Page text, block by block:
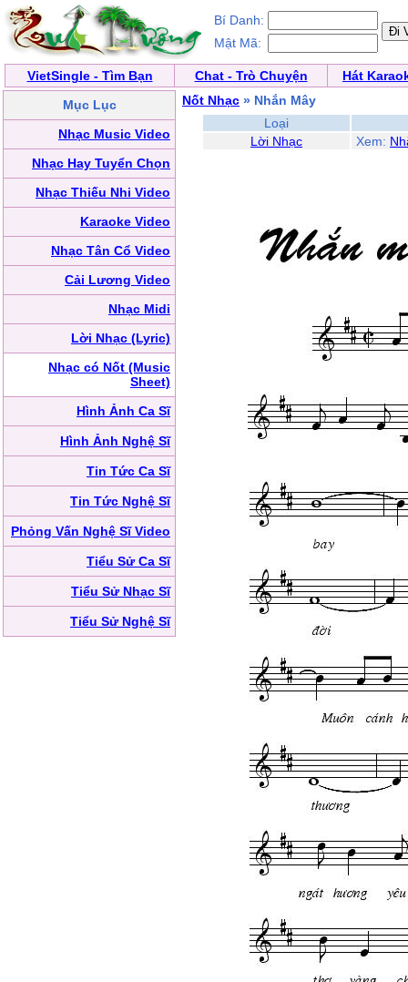
Bí Danh:
Mật Mã:
VietSingle - Tìm Bạn Chat - Trò Chuyện
Hát
Mục Lục
Nhạc Music Video
Nhạc Hay Tuyển Chọn
Nhạc Thiếu Nhi Video
Karaoke Video
Nhạc Tân Cổ Video
Cải Lương Video
Nhạc Midi
Lời Nhạc (Lyric)
Nhạc có Nốt (Music
Sheet)
Hình Ảnh Ca Sĩ
Hình Ảnh Nghệ Sĩ
Tin Tức Ca Sĩ
Tin Tức Nghệ Sĩ
Phỏng Vấn Nghệ Sĩ Video
Tiểu Sử Ca Sĩ
Tiểu Sử Nhạc Sĩ
Tiểu Sử Nghệ Sĩ
Nốt Nhạc » Nhắn Mây
Loại
Lời Nhạc
Xem: